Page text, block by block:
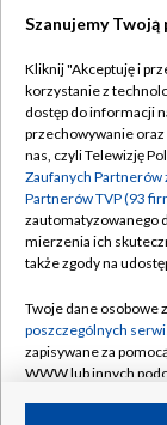
Abonament
Emisja w TVP
Centrum
Naziemna
Rada
System NOS
Informacje o
Szanujemy
Kliknij "Akceptuję i
korzystanie z
dostęp do informacji
przechowywanie
nas, czyli Telewizję
Zaufanych Partnerów
Partnerów TVP (93
zautomatyzowanego
mierzenia ich
także zgody na
Twoje dane osobowe
poszczególnych
zapisywane za
WWW lub innych